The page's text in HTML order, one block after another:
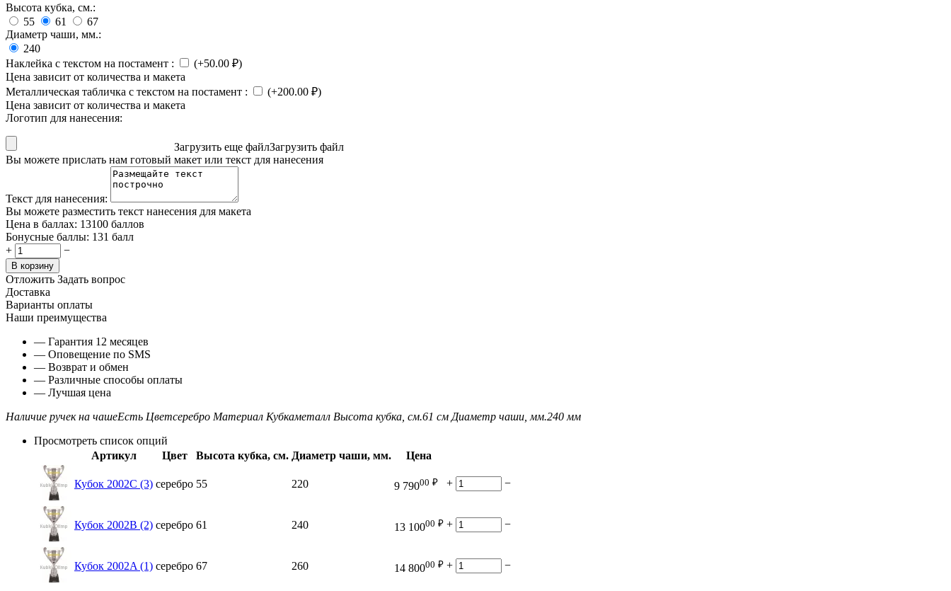
Высота кубка, см.:
55
61
67
Диаметр чаши, мм.:
240
Наклейка с текстом на постамент : (+50.00 ₽)
Цена зависит от количества и макета
Металлическая табличка с текстом на постамент : (+200.00 ₽)
Цена зависит от количества и макета
Логотип для нанесения:
Загрузить еще файлЗагрузить файл
Вы можете прислать нам готовый макет или текст для нанесения
Текст для нанесения:
Вы можете разместить текст нанесения для макета
Цена в баллах: 13100 баллов
Бонусные баллы: 131 балл
+
−
В корзину
Отложить Задать вопрос
Доставка
Варианты оплаты
Наши преимущества
— Гарантия 12 месяцев
— Оповещение по SMS
— Возврат и обмен
— Различные способы оплаты
— Лучшая цена
Наличие ручек на чашеЕсть Цветсеребро Материал Кубкаметалл Высота кубка, см.61 см Диаметр чаши, мм.240 мм
Просмотреть список опций
Артикул
Цвет Высота кубка, см. Диаметр чаши, мм. Цена
Кубок 2002C (3) серебро 55 220 9 79000 ₽ + −
Кубок 2002B (2) серебро 61 240 13 10000 ₽ + −
Кубок 2002A (1) серебро 67 260 14 80000 ₽ + −